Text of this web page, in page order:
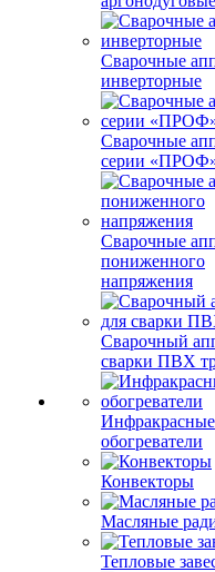
Сварочные
инверторные
Сварочные
серии
Сварочные
пониженного
напряжения
Сварочный
сварки ПВХ
Инфракрасные
обогреватели
Конвекторы
Масляные
Тепловые